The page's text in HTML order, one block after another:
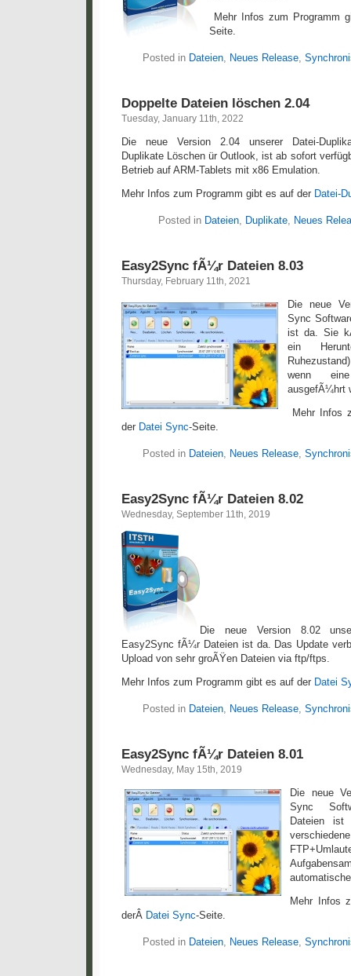
Mehr Infos zum Programm
Seite.
Posted in Dateien, Neues Release,
Doppelte Dateien löschen 2.04
Tuesday, January 11th, 2022
Die neue Version 2.04 unserer Datei-
Duplikate Löschen ür Outlook, ist ab sofort
Betrieb auf ARM-Tablets mit x86 Emulation.
Mehr Infos zum Programm gibt es auf der Datei-
Posted in Dateien, Duplikate, Neues
Easy2Sync fÃ¼r Dateien 8.03
Thursday, February 11th, 2021
Die neue
Sync
ist da. Sie
ein
wenn
ausgefÃ¼hrt
Mehr Infos
der Datei Sync-Seite.
Posted in Dateien, Neues Release,
Easy2Sync fÃ¼r Dateien 8.02
Wednesday, September 11th, 2019
Die neue Version 8.02
Easy2Sync fÃ¼r Dateien ist da. Das Update
Upload von sehr groÃŸen Dateien via ftp/ftps.
Mehr Infos zum Programm gibt es auf der Datei
Posted in Dateien, Neues Release,
Easy2Sync fÃ¼r Dateien 8.01
Wednesday, May 15th, 2019
Die neue
Sync
Dateien ist
Mehr Infos
derÂ Datei Sync-Seite.
Posted in Dateien, Neues Release,